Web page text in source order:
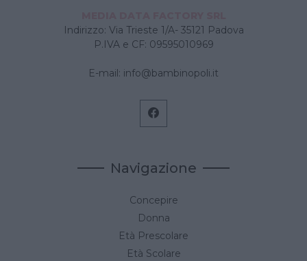
Indirizzo: Via Trieste 1/A- 35121 Padova
P.IVA e CF: 09595010969
E-mail: info@bambinopoli.it
Navigazione
Concepire
Donna
Età Prescolare
Età Scolare